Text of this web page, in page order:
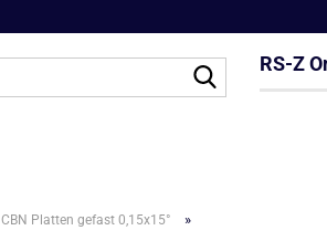
Suche...RS-Z
CBN Platten gefast 0,15x15° »